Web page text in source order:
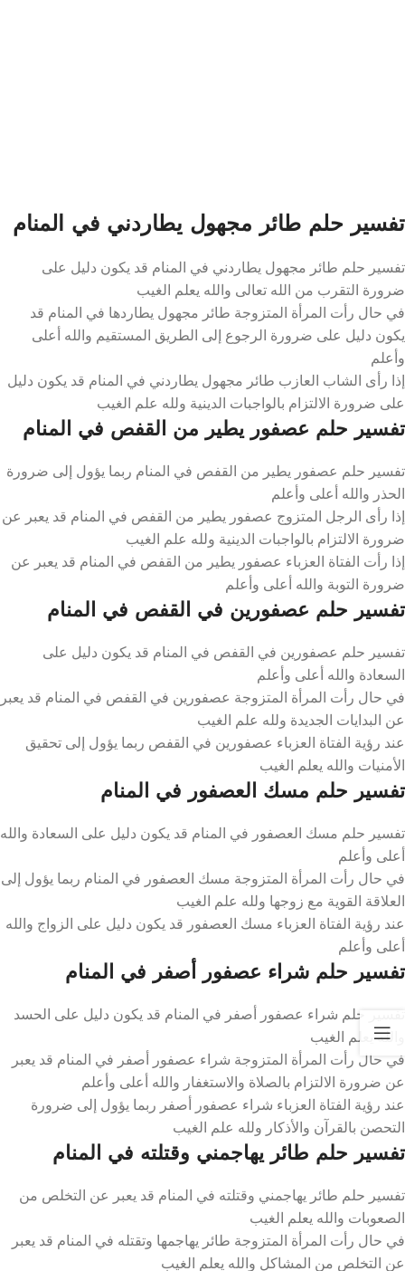
تفسير حلم طائر مجهول يطاردني في المنام
تفسير حلم طائر مجهول يطاردني في المنام قد يكون دليل على
ضرورة التقرب من الله تعالى والله يعلم الغيب
في حال رأت المرأة المتزوجة طائر مجهول يطاردها في المنام قد
يكون دليل على ضرورة الرجوع إلى الطريق المستقيم والله أعلى
وأعلم
إذا رأى الشاب العازب طائر مجهول يطاردني في المنام قد يكون دليل
على ضرورة الالتزام بالواجبات الدينية ولله علم الغيب
تفسير حلم عصفور يطير من القفص في المنام
تفسير حلم عصفور يطير من القفص في المنام ربما يؤول إلى ضرورة
الحذر والله أعلى وأعلم
إذا رأى الرجل المتزوج عصفور يطير من القفص في المنام قد يعبر عن
ضرورة الالتزام بالواجبات الدينية ولله علم الغيب
إذا رأت الفتاة العزباء عصفور يطير من القفص في المنام قد يعبر عن
ضرورة التوبة والله أعلى وأعلم
تفسير حلم عصفورين في القفص في المنام
تفسير حلم عصفورين في القفص في المنام قد يكون دليل على
السعادة والله أعلى وأعلم
في حال رأت المرأة المتزوجة عصفورين في القفص في المنام قد يعبر
عن البدايات الجديدة ولله علم الغيب
عند رؤية الفتاة العزباء عصفورين في القفص ربما يؤول إلى تحقيق
الأمنيات والله يعلم الغيب
تفسير حلم مسك العصفور في المنام
تفسير حلم مسك العصفور في المنام قد يكون دليل على السعادة والله
أعلى وأعلم
في حال رأت المرأة المتزوجة مسك العصفور في المنام ربما يؤول إلى
العلاقة القوية مع زوجها ولله علم الغيب
عند رؤية الفتاة العزباء مسك العصفور قد يكون دليل على الزواج والله
أعلى وأعلم
تفسير حلم شراء عصفور أصفر في المنام
تفسير حلم شراء عصفور أصفر في المنام قد يكون دليل على الحسد
والله يعلم الغيب
في حال رأت المرأة المتزوجة شراء عصفور أصفر في المنام قد يعبر
عن ضرورة الالتزام بالصلاة والاستغفار والله أعلى وأعلم
عند رؤية الفتاة العزباء شراء عصفور أصفر ربما يؤول إلى ضرورة
التحصن بالقرآن والأذكار ولله علم الغيب
تفسير حلم طائر يهاجمني وقتلته في المنام
تفسير حلم طائر يهاجمني وقتلته في المنام قد يعبر عن التخلص من
الصعوبات والله يعلم الغيب
في حال رأت المرأة المتزوجة طائر يهاجمها وتقتله في المنام قد يعبر
عن التخلص من المشاكل والله يعلم الغيب